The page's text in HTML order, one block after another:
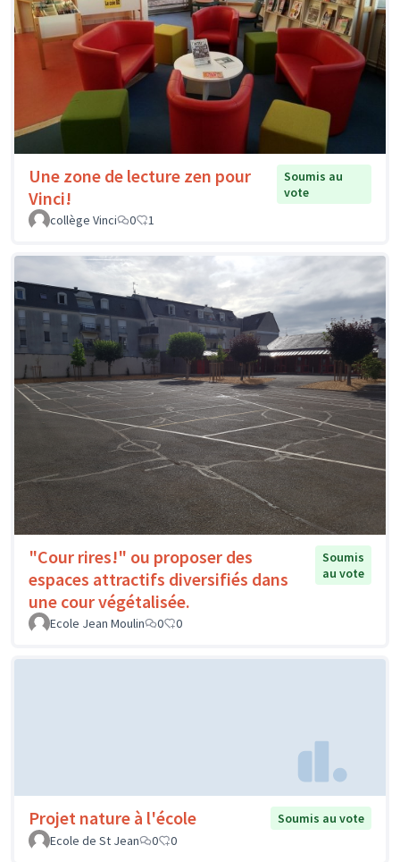
Une zone de lecture zen pour
Vinci!
Soumis au
vote
collège Vinci
0 1
"Cour rires!" ou proposer des
espaces attractifs diversifiés dans
une cour végétalisée.
Soumis
au vote
Ecole Jean Moulin 0 0
Projet nature à l'école
Soumis au vote
Ecole de St Jean
0 0